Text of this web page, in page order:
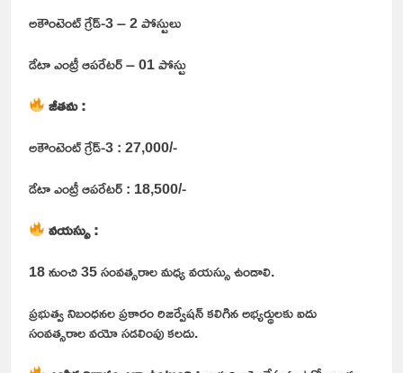
అకౌంటెంట్ గ్రేడ్-3 – 2 పోస్టులు
డేటా ఎంట్రీ ఆపరేటర్ – 01 పోస్టు
జీతమ :
అకౌంటెంట్ గ్రేడ్-3 : 27,000/-
డేటా ఎంట్రీ ఆపరేటర్ : 18,500/-
వయస్సు :
18 నుంచి 35 సంవత్సరాల మధ్య వయస్సు ఉండాలి.
ప్రభుత్వ నిబంధనల ప్రకారం రిజర్వేషన్ కలిగిన అభ్యర్థులకు ఐదు
సంవత్సరాల వయో సడలింపు కలదు.